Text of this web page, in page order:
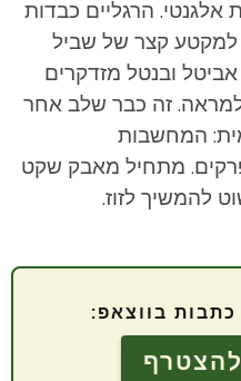
הרגליים כבדות
למקטע קצר של שביל
ובנטל מזדקרים
למראה. זה כבר שלב אחר
המחשבות
מתחיל מאבק שקט
להמשיך לזוז.
כתבות בווצאפ: